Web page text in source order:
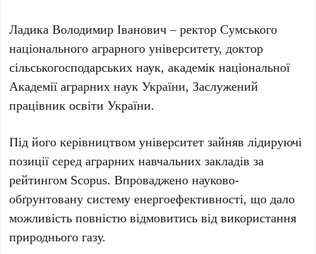
Ладика Володимир Іванович – ректор Сумського
національного аграрного університету, доктор
сільськогосподарських наук, академік національної
Академії аграрних наук України, Заслужений
працівник освіти України.
Під його керівництвом університет зайняв лідируючі
позиції серед аграрних навчальних закладів за
рейтингом Scopus. Впроваджено науково-
обґрунтовану систему енергоефективності, що дало
можливість повністю відмовитись від використання
природнього газу.